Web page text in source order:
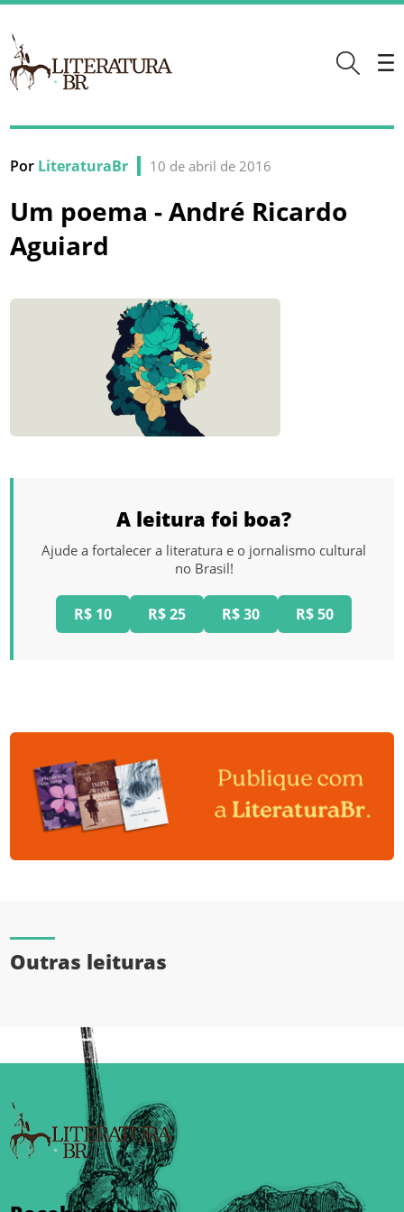
Por LiteraturaBr 10 de abril de 2016
Um poema - André Ricardo
Aguiard
A leitura foi boa?
Ajude a fortalecer a literatura e o jornalismo cultural
no Brasil!
R$ 10 R$ 25 R$ 30 R$ 50
Outras leituras